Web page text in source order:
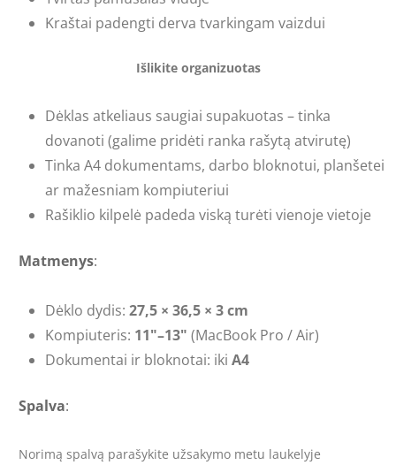
Kraštai padengti derva tvarkingam vaizdui
Išlikite organizuotas
Dėklas atkeliaus saugiai supakuotas – tinka
dovanoti (galime pridėti ranka rašytą atvirutę)
Tinka A4 dokumentams, darbo bloknotui, planšetei
ar mažesniam kompiuteriui
Rašiklio kilpelė padeda viską turėti vienoje vietoje
Matmenys:
Dėklo dydis:27,5 × 36,5 × 3 cm
Kompiuteris: 11"–13" (MacBook Pro / Air)
Dokumentai ir bloknotai: ikiA4
Spalva:
Norimą spalvą parašykite užsakymo metu laukelyje